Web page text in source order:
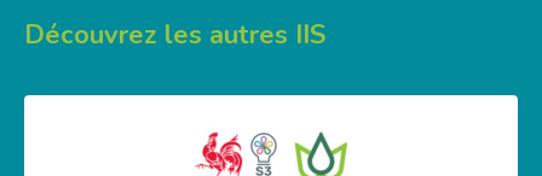
Découvrez les autres IIS